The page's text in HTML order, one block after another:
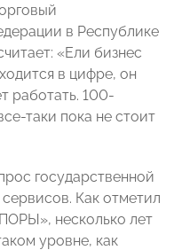
в Республике
«Ели бизнес
в цифре, он
работать. 100-
таки пока не стоит
государственной
Как отметил
несколько лет
уровне, как